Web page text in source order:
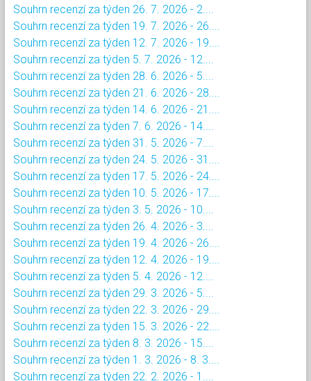
Souhrn recenzí za týden 26. 7. 2026 - 2....
Souhrn recenzí za týden 19. 7. 2026 - 26....
Souhrn recenzí za týden 12. 7. 2026 - 19....
Souhrn recenzí za týden 5. 7. 2026 - 12....
Souhrn recenzí za týden 28. 6. 2026 - 5....
Souhrn recenzí za týden 21. 6. 2026 - 28....
Souhrn recenzí za týden 14. 6. 2026 - 21....
Souhrn recenzí za týden 7. 6. 2026 - 14....
Souhrn recenzí za týden 31. 5. 2026 - 7....
Souhrn recenzí za týden 24. 5. 2026 - 31....
Souhrn recenzí za týden 17. 5. 2026 - 24....
Souhrn recenzí za týden 10. 5. 2026 - 17....
Souhrn recenzí za týden 3. 5. 2026 - 10....
Souhrn recenzí za týden 26. 4. 2026 - 3....
Souhrn recenzí za týden 19. 4. 2026 - 26....
Souhrn recenzí za týden 12. 4. 2026 - 19....
Souhrn recenzí za týden 5. 4. 2026 - 12....
Souhrn recenzí za týden 29. 3. 2026 - 5....
Souhrn recenzí za týden 22. 3. 2026 - 29....
Souhrn recenzí za týden 15. 3. 2026 - 22....
Souhrn recenzí za týden 8. 3. 2026 - 15....
Souhrn recenzí za týden 1. 3. 2026 - 8. 3....
Souhrn recenzí za týden 22. 2. 2026 - 1....